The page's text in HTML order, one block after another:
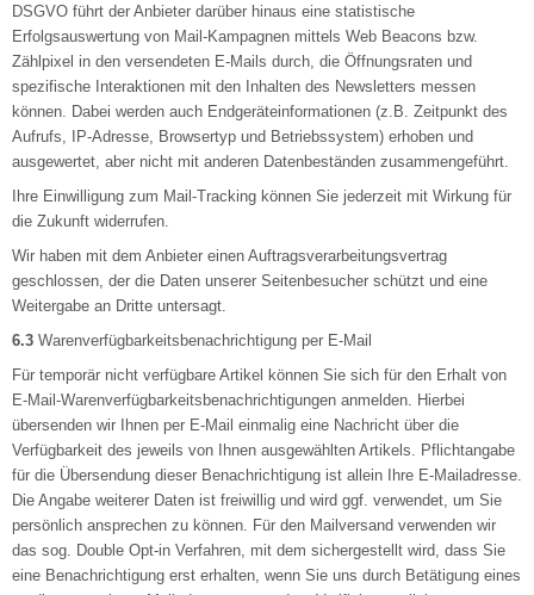
DSGVO führt der Anbieter darüber hinaus eine statistische
Erfolgsauswertung von Mail-Kampagnen mittels Web Beacons bzw.
Zählpixel in den versendeten E-Mails durch, die Öffnungsraten und
spezifische Interaktionen mit den Inhalten des Newsletters messen
können. Dabei werden auch Endgeräteinformationen (z.B. Zeitpunkt des
Aufrufs, IP-Adresse, Browsertyp und Betriebssystem) erhoben und
ausgewertet, aber nicht mit anderen Datenbeständen zusammengeführt.
Ihre Einwilligung zum Mail-Tracking können Sie jederzeit mit Wirkung für
die Zukunft widerrufen.
Wir haben mit dem Anbieter einen Auftragsverarbeitungsvertrag
geschlossen, der die Daten unserer Seitenbesucher schützt und eine
Weitergabe an Dritte untersagt.
6.3 Warenverfügbarkeitsbenachrichtigung per E-Mail
Für temporär nicht verfügbare Artikel können Sie sich für den Erhalt von
E-Mail-Warenverfügbarkeitsbenachrichtigungen anmelden. Hierbei
übersenden wir Ihnen per E-Mail einmalig eine Nachricht über die
Verfügbarkeit des jeweils von Ihnen ausgewählten Artikels. Pflichtangabe
für die Übersendung dieser Benachrichtigung ist allein Ihre E-Mailadresse.
Die Angabe weiterer Daten ist freiwillig und wird ggf. verwendet, um Sie
persönlich ansprechen zu können. Für den Mailversand verwenden wir
das sog. Double Opt-in Verfahren, mit dem sichergestellt wird, dass Sie
eine Benachrichtigung erst erhalten, wenn Sie uns durch Betätigung eines